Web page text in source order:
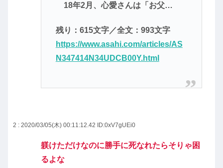
18年2月、心愛さんは「お父…
残り：615文字／全文：993文字
https://www.asahi.com/articles/AS
N347414N34UDCB00Y.html
2 : 2020/03/05(木) 00:11:12.42 ID:0xV7gUEi0
躾けただけなのに勝手に死なれたらそりゃ困
るよな